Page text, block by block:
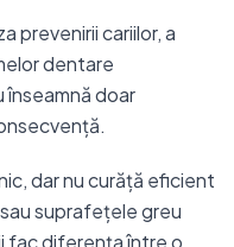
prevenirii cariilor, a
dentare
doar
dar nu curăță eficient
suprafețele greu
fac diferența între o